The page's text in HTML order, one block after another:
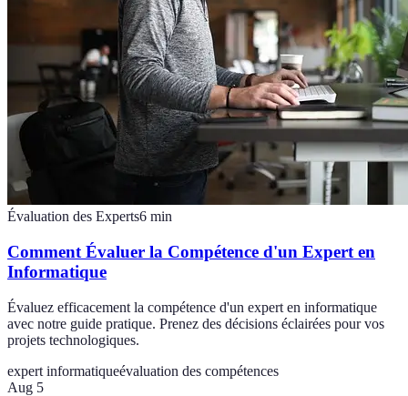
Évaluation des Experts6 min
Comment Évaluer la Compétence d'un Expert en
Informatique
Évaluez efficacement la compétence d'un expert en informatique
avec notre guide pratique. Prenez des décisions éclairées pour vos
projets technologiques.
expert informatiqueévaluation des compétences
Aug 5